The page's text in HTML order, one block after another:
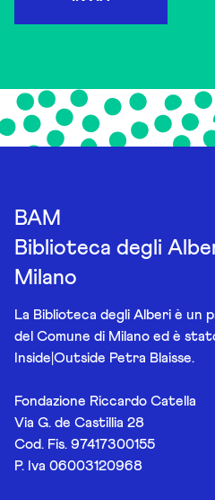
BAM
Biblioteca degli
Milano
La Biblioteca degli Alberi è un
del Comune di Milano ed è
Inside|Outside Petra Blaisse.
Fondazione Riccardo Catella
Via G. de Castillia 28
Cod. Fis. 97417300155
P. Iva 06003120968